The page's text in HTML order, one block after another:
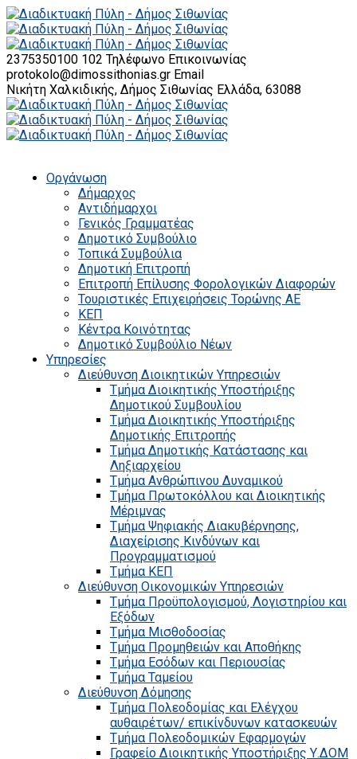
2375350100 102 Τηλέφωνο Επικοινωνίας
protokolo@dimossithonias.gr Email
Νικήτη Χαλκιδικής, Δήμος Σιθωνίας Ελλάδα, 63088
Οργάνωση
Δήμαρχος
Αντιδήμαρχοι
Γενικός Γραμματέας
Δημοτικό Συμβούλιο
Τοπικά Συμβούλια
Δημοτική Επιτροπή
Επιτροπή Επίλυσης Φορολογικών Διαφορών
Τουριστικές Επιχειρήσεις Τορώνης ΑΕ
ΚΕΠ
Κέντρα Κοινότητας
Δημοτικό Συμβούλιο Νέων
Υπηρεσίες
Διεύθυνση Διοικητικών Υπηρεσιών
Τμήμα Διοικητικής Υποστήριξης
Δημοτικού Συμβουλίου
Τμήμα Διοικητικής Υποστήριξης
Δημοτικής Επιτροπής
Τμήμα Δημοτικής Κατάστασης και
Ληξιαρχείου
Τμήμα Ανθρώπινου Δυναμικού
Τμήμα Πρωτοκόλλου και Διοικητικής
Μέριμνας
Τμήμα Ψηφιακής Διακυβέρνησης,
Διαχείρισης Κινδύνων και
Προγραμματισμού
Τμήμα ΚΕΠ
Διεύθυνση Οικονομικών Υπηρεσιών
Τμήμα Προϋπολογισμού, Λογιστηρίου και
Εξόδων
Τμήμα Μισθοδοσίας
Τμήμα Προμηθειών και Αποθήκης
Τμήμα Εσόδων και Περιουσίας
Τμήμα Ταμείου
Διεύθυνση Δόμησης
Τμήμα Πολεοδομίας και Ελέγχου
αυθαιρέτων/ επικίνδυνων κατασκευών
Τμήμα Πολεοδομικών Εφαρμογών
Γραφείο Διοικητικής Υποστήριξης Υ.ΔΟΜ